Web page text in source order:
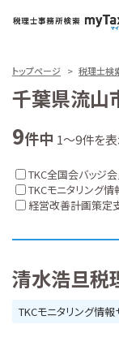
トップページ 税理士検
千葉県流山
9件中 1～9件を
TKC全国会バッジ
TKCモニタリング
経営改善計画策定
清水浩旦税
TKCモニタリング情